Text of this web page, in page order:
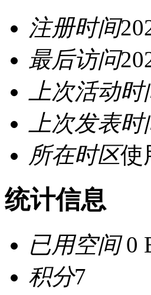
注册时间
最后访问
上次活动时
上次发表时
所在时区使
统计信息
已用空间0
积分7